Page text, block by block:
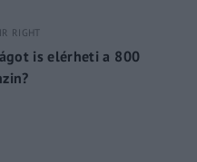
RIGHT
is elérheti a 800